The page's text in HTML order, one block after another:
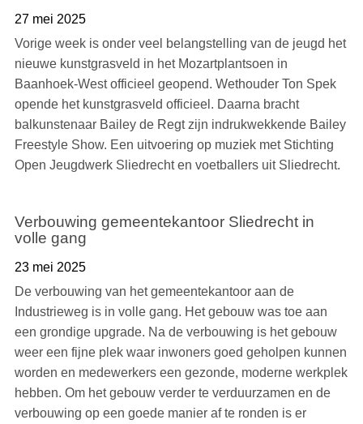
27 mei 2025
Vorige week is onder veel belangstelling van de jeugd het
nieuwe kunstgrasveld in het Mozartplantsoen in
Baanhoek-West officieel geopend. Wethouder Ton Spek
opende het kunstgrasveld officieel. Daarna bracht
balkunstenaar Bailey de Regt zijn indrukwekkende Bailey
Freestyle Show. Een uitvoering op muziek met Stichting
Open Jeugdwerk Sliedrecht en voetballers uit Sliedrecht.
Verbouwing gemeentekantoor Sliedrecht in
volle gang
23 mei 2025
De verbouwing van het gemeentekantoor aan de
Industrieweg is in volle gang. Het gebouw was toe aan
een grondige upgrade. Na de verbouwing is het gebouw
weer een fijne plek waar inwoners goed geholpen kunnen
worden en medewerkers een gezonde, moderne werkplek
hebben. Om het gebouw verder te verduurzamen en de
verbouwing op een goede manier af te ronden is er